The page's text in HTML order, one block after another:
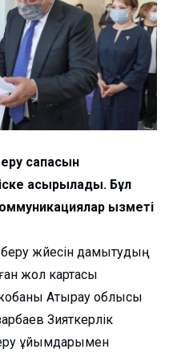
сапасын
асырылады. Бұл
қызметі
жүйесін дамытудың
жол картасы
Атырау облысы
Зияткерлік
ұйымдарымен